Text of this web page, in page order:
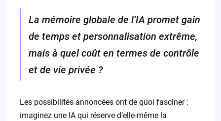
La mémoire globale de l’IA promet gain
de temps et personnalisation extrême,
mais à quel coût en termes de contrôle
et de vie privée ?
Les possibilités annoncées ont de quoi fasciner :
imaginez une IA qui réserve d’elle-même la